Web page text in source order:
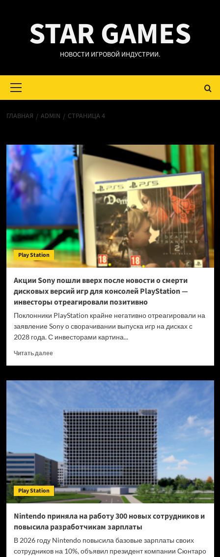
содержимомуSTAR GAMES
НОВОСТИ ИГРОВОЙ ИНДУСТРИИ.
меню
ГЛАВНАЯ ADMIN СТРАНИЦА 4
Play Station
Акции Sony пошли вверх после новости о смерти
дисковых версий игр для консолей PlayStation —
инвесторы отреагировали позитивно
Поклонники PlayStation крайне негативно отреагировали на
заявление Sony о сворачивании выпуска игр на дисках с
2028 года. С инвесторами картина...
Читать далееПрочитать
Акции
вверх
после
новости
смерти
дисковых
версий
игр
для
консолей
PlayStation
инвесторы
отреагировали
позитивно
Play Station
Nintendo приняла на работу 300 новых сотрудников и
повысила разработчикам зарплаты
В 2026 году Nintendo повысила базовые зарплаты своих
сотрудников на 10%, объявил президент компании Сюнтаро